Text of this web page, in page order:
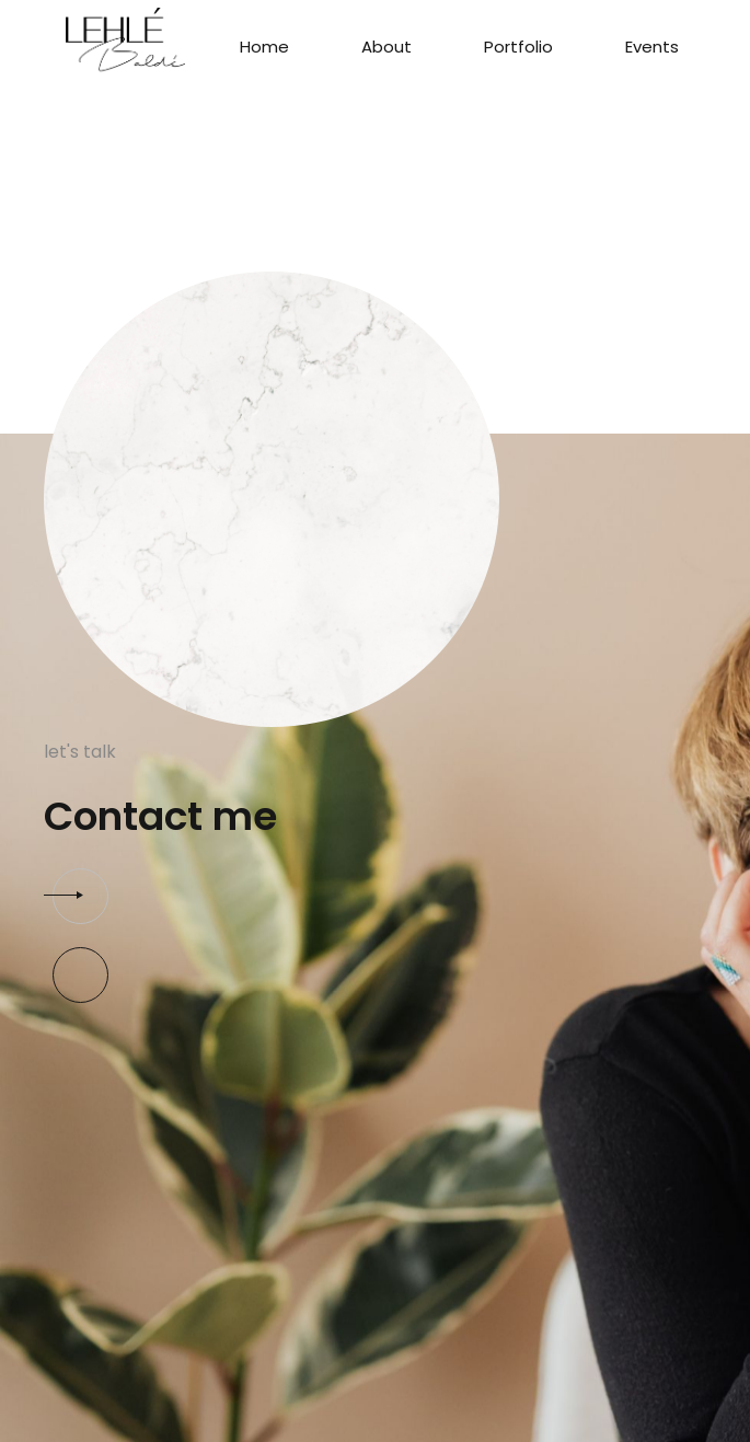
Home About Portfolio Events
let's talk
Contact me